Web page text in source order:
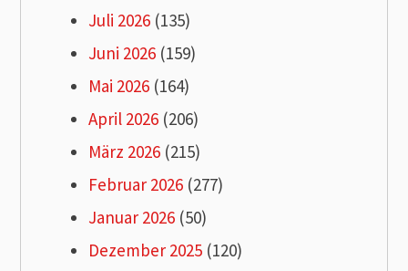
Juli 2026 (135)
Juni 2026 (159)
Mai 2026 (164)
April 2026 (206)
März 2026 (215)
Februar 2026 (277)
Januar 2026 (50)
Dezember 2025 (120)